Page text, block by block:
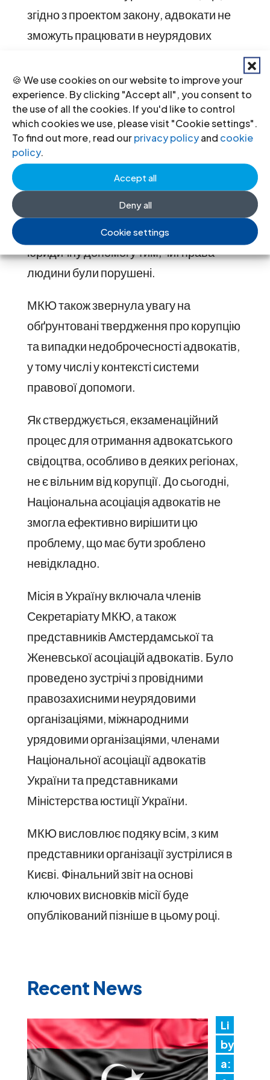
🍪 We use cookies on our website to improve your
experience. By clicking "Accept all", you consent to
the use of all the cookies. If you'd like to control
which cookies we use, please visit "Cookie settings".
To find out more, read ourprivacy policyand cookie
policy.
Accept all
Deny all
Cookie settings
згідно з проектом закону, адвокати не
зможуть працювати в неурядових
адвоката та членство в НААУ.
В той час як міжнародна практика щодо
цього не є однорідною, у випадку
України таке обмеження може
громадських організацій здійснювати
кваліфіковане юридичне
представництво або надавати
юридичну допомогу тим, чиї права
людини були порушені.
МКЮ також звернула увагу на
обґрунтовані твердження про корупцію
та випадки недоброчесності адвокатів,
у тому числі у контексті системи
правової допомоги.
Як стверджується, екзаменаційний
процес для отримання адвокатського
свідоцтва, особливо в деяких регіонах,
не є вільним від корупції. До сьогодні,
Національна асоціація адвокатів не
змогла ефективно вирішити цю
проблему, що має бути зроблено
невідкладно.
Місія в Україну включала членів
Секретаріату МКЮ, а також
представників Амстердамської та
Женевської асоціацій адвокатів. Було
проведено зустрічі з провідними
правозахисними неурядовими
організаціями, міжнародними
урядовими організаціями, членами
Національної асоціації адвокатів
України та представниками
Міністерства юстиції України.
МКЮ висловлює подяку всім, з ким
представники організації зустрілися в
Києві. Фінальний звіт на основі
ключових висновків місії буде
опублікований пізніше в цьому році.
Recent News
Li
by
a: